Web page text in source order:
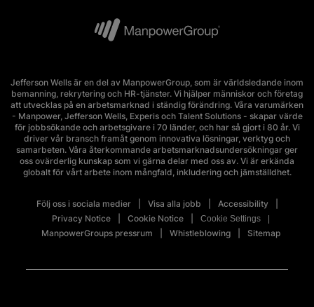
Jefferson Wells är en del av ManpowerGroup, som är världsledande inom
bemanning, rekrytering och HR-tjänster. Vi hjälper människor och företag
att utvecklas på en arbetsmarknad i ständig förändring. Våra varumärken
- Manpower, Jefferson Wells, Experis och Talent Solutions - skapar värde
för jobbsökande och arbetsgivare i 70 länder, och har så gjort i 80 år. Vi
driver vår bransch framåt genom innovativa lösningar, verktyg och
samarbeten. Våra återkommande arbetsmarknadsundersökningar ger
oss ovärderlig kunskap som vi gärna delar med oss av. Vi är erkända
globalt för vårt arbete inom mångfald, inkludering och jämställdhet.
Följ oss i sociala medier Visa alla jobb
Accessibility
Privacy Notice
Cookie Notice Cookie Settings
ManpowerGroups pressrum Whistleblowing Sitemap